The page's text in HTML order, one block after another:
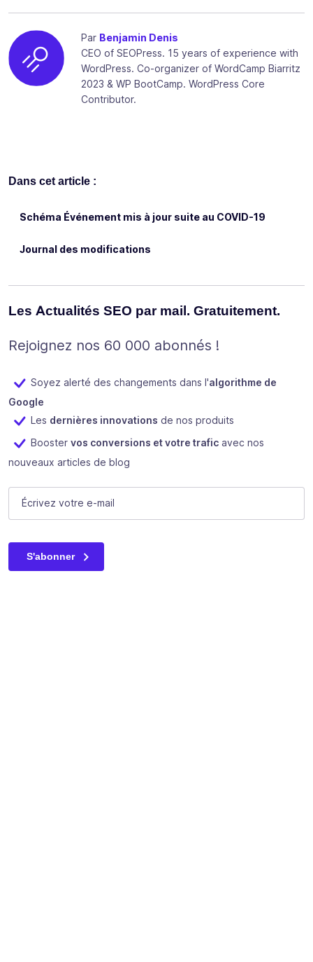
Par Benjamin Denis
CEO of SEOPress. 15 years of experience with
WordPress. Co-organizer of WordCamp Biarritz
2023 & WP BootCamp. WordPress Core
Contributor.
Dans cet article :
Schéma Événement mis à jour suite au COVID-19
Journal des modifications
Les Actualités SEO par mail. Gratuitement.
Rejoignez nos 60 000 abonnés !
Soyez alerté des changements dans l'algorithme de
Google
Les dernières innovations de nos produits
Booster vos conversions et votre trafic avec nos
nouveaux articles de blog
Email
Ce champ n’est utilisé qu’à des fins de validation et
E-mail (Nécessaire)
S'abonner